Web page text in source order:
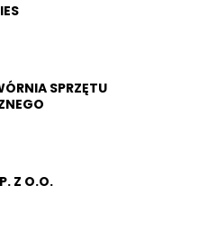
SPRZĘTU
Z O.O.